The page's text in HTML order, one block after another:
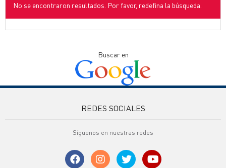
No se encontraron resultados. Por favor, redefina la búsqueda.
Buscar en
REDES SOCIALES
Síguenos en nuestras redes